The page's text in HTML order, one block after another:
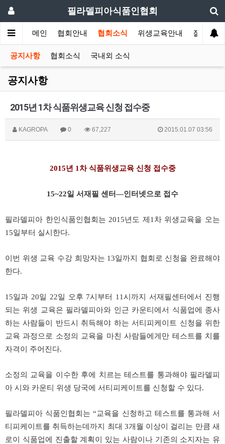
필라델피아식품인협회
메인 협회안내 협회소식 위생교육안내 질의답변
공지사항 협회소식 국내외 소식
공지사항
2015년 1차 식품위생교육 신청 접수중
KAGROPA 0 67,227 2015.01.07 03:56
2015년 1차 식품위생교육 신청 접수중
15~22일 서재필 센터—인터넷으로 접수
필라델피아 한인식품인협회는 2015년도 제1차 위생교육을 오는
15일부터 실시한다.
이번 위생 교육 수강 희망자는 13일까지 협회로 신청을 완료해야
한다.
15일과 20일 22일 오후 7시부터 11시까지 서재필센터에서 진행
되는 위생 교육은 필라델피아와 인근 카운티에서 식품업에 종사
하는 사람들이 반드시 취득해야 하는 서티피케이트 신청을 위한
교육 과정으로 소정의 교육을 마친 사람들에게만 테스트를 치를
자격이 주어진다.
소정의 교육을 이수한 후에 치르는 테스트를 통과해야 필라델피
아 시와 카운티 위생 당국에 서티피케이트를 신청할 수 있다.
필라델피아 식품인협회는 “교육을 신청하고 테스트를 통과해 서
티피케이트를 취득하는데까지 최대 3개월 이상이 걸리는 만큼 새
로이 식품업에 진출할 계획이 있는 사람이나 기존의 소지자는 유